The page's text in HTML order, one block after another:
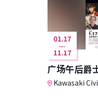
01.17
11.17
广场午后爵
Kawasaki